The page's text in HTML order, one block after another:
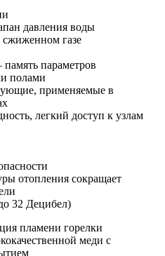
давления воды
газе
параметров
полами
применяемые в
легкий доступ к узлам
отопления сокращает
32 Децибел)
пламени горелки
меди с